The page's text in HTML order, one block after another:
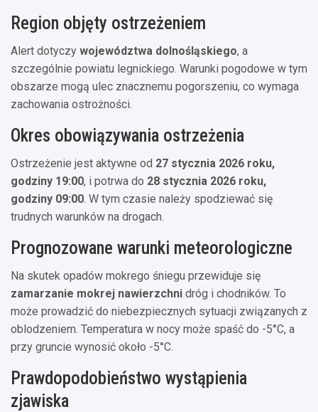
Region objęty ostrzeżeniem
Alert dotyczy województwa dolnośląskiego, a
szczególnie powiatu legnickiego. Warunki pogodowe w tym
obszarze mogą ulec znacznemu pogorszeniu, co wymaga
zachowania ostrożności.
Okres obowiązywania ostrzeżenia
Ostrzeżenie jest aktywne od 27 stycznia 2026 roku,
godziny 19:00, i potrwa do 28 stycznia 2026 roku,
godziny 09:00. W tym czasie należy spodziewać się
trudnych warunków na drogach.
Prognozowane warunki meteorologiczne
Na skutek opadów mokrego śniegu przewiduje się
zamarzanie mokrej nawierzchni dróg i chodników. To
może prowadzić do niebezpiecznych sytuacji związanych z
oblodzeniem. Temperatura w nocy może spaść do -5°C, a
przy gruncie wynosić około -5°C.
Prawdopodobieństwo wystąpienia
zjawiska